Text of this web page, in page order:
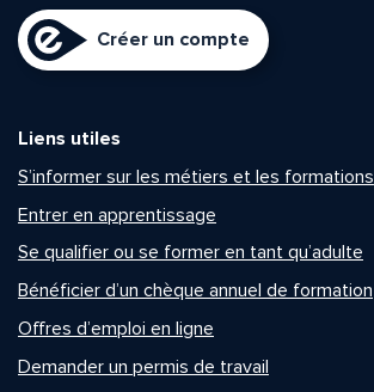
Créer un compte
Liens utiles
S’informer sur les métiers et les formations
Entrer en apprentissage
Se qualifier ou se former en tant qu’adulte
Bénéficier d’un chèque annuel de formation
Offres d’emploi en ligne
Demander un permis de travail